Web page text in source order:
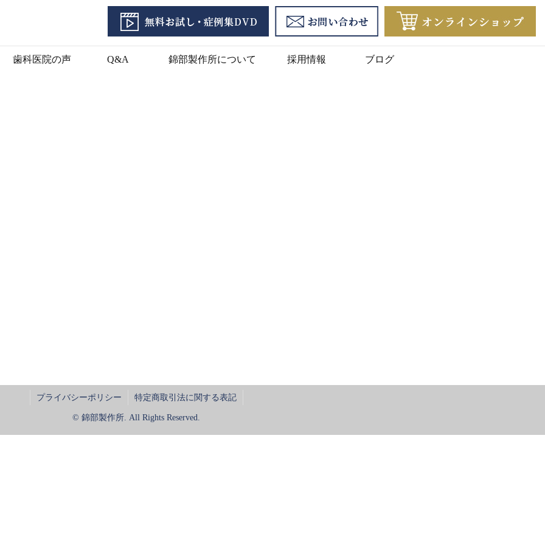
歯科医院の声 Q&A 錦部製作所について 採用情報 ブログ
プライバシーポリシー 特定商取引法に関する表記
© 錦部製作所. All Rights Reserved.